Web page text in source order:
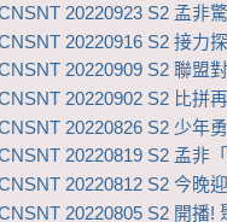
20220923 S2 孟非
20220916 S2 接力
20220909 S2 聯盟
20220902 S2 比拼
20220826 S2 少年
20220819 S2 孟非
20220812 S2 今晚
20220805 S2 開播!